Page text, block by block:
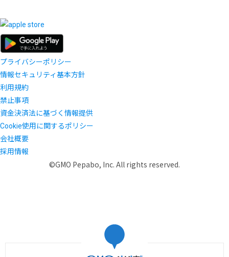
プライバシーポリシー
情報セキュリティ基本方針
利用規約
禁止事項
資金決済法に基づく情報提供
Cookie使用に関するポリシー
会社概要
採用情報
©GMO Pepabo, Inc. All rights reserved.